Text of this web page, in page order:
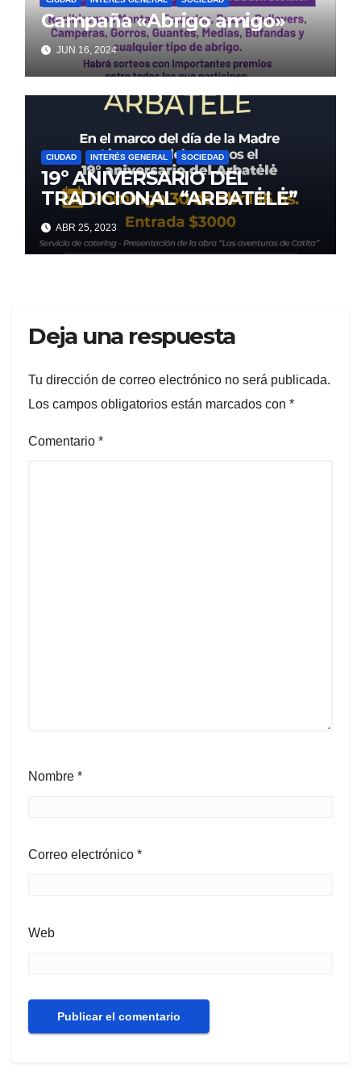
Campaña «Abrigo amigo»
JUN 16, 2024
CIUDAD INTERÉS GENERAL SOCIEDAD
19º ANIVERSARIO DEL
TRADICIONAL “ARBATĖLĖ”
ABR 25, 2023
Deja una respuesta
Tu dirección de correo electrónico no será publicada.
Los campos obligatorios están marcados con *
Comentario *
Nombre *
Correo electrónico *
Web